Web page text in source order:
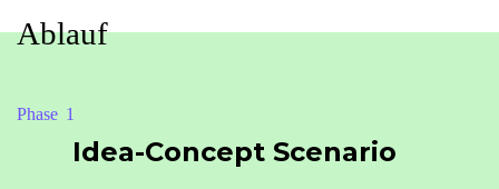
Ablauf
Phase
Idea-Concept Scenario